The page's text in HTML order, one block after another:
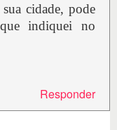
cidade, pode
indiquei no
Responder